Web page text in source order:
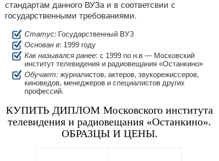
стандартам данного ВУЗа и в соответсвии с
государственными требованиями.
Статус: Государственный ВУЗ
Основан в: 1999 году
Как назывался ранее: c 1999 по н.в — Московский
институт телевидения и радиовещания «Останкино»
Обучает: журналистов, актеров, звукорежиссеров,
киноведов, менеджеров и специалистов других
профессий.
КУПИТЬ ДИПЛОМ Московского института
телевидения и радиовещания «Останкино».
ОБРАЗЦЫ И ЦЕНЫ.